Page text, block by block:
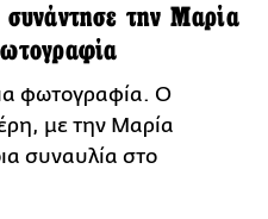
την Μαρία
φωτογραφία. Ο
με την Μαρία
συναυλία στο